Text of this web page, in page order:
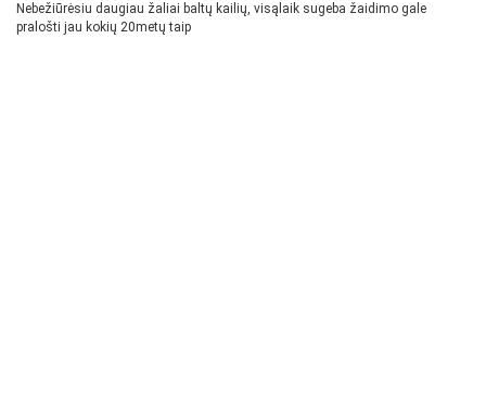
Nebežiūrėsiu daugiau žaliai baltų kailių, visąlaik sugeba žaidimo gale
pralošti jau kokių 20metų taip